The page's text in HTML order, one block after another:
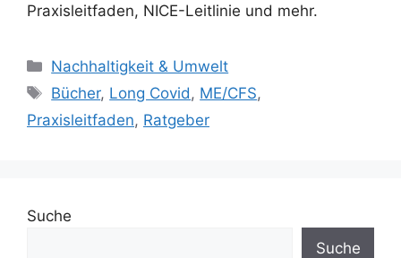
Praxisleitfaden, NICE-Leitlinie und mehr.
Kategorien
Nachhaltigkeit & Umwelt
Schlagwörter
Bücher, Long Covid , ME/CFS,
Praxisleitfaden, Ratgeber
Suche
Suche